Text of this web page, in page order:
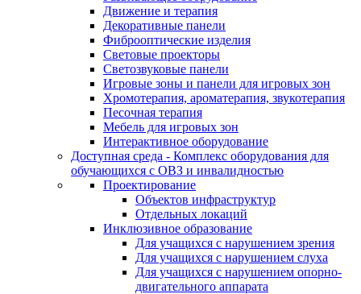
Движение и терапия
Декоративные панели
Фиброоптические изделия
Световые проекторы
Светозвуковые панели
Игровые зоны и панели для игровых зон
Хромотерапия, ароматерапия, звукотерапия
Песочная терапия
Мебель для игровых зон
Интерактивное оборудование
Доступная среда - Комплекс оборудования для
обучающихся с ОВЗ и инвалидностью
Проектирование
Объектов инфраструктур
Отдельных локаций
Инклюзивное образование
Для учащихся с нарушением зрения
Для учащихся с нарушением слуха
Для учащихся с нарушением опорно-
двигательного аппарата